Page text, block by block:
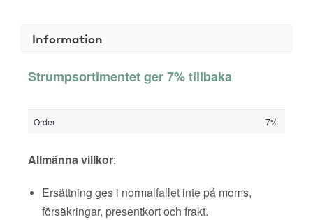
Information
Strumpsortimentet ger 7% tillbaka
Order 7%
Allmänna villkor:
Ersättning ges i normalfallet inte på moms,
försäkringar, presentkort och frakt.